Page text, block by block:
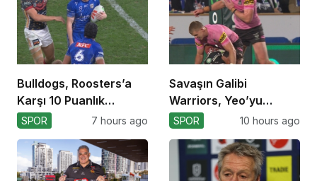
Bulldogs, Roosters’a
Karşı 10 Puanlık
Avantajı Yitirdi
SPOR 7 hours ago
Savaşın Galibi
Warriors, Yeo’yu
Kaybetti!
SPOR 10 hours ago